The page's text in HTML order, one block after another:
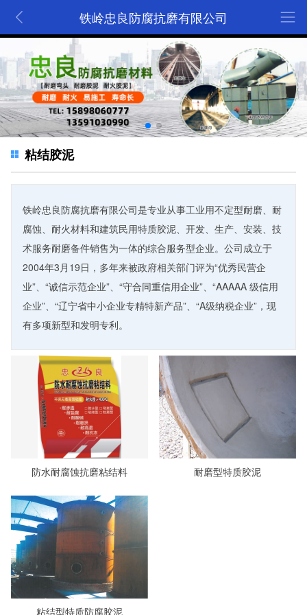
铁岭忠良防腐抗磨有限公司
粘结胶泥
铁岭忠良防腐抗磨有限公司是专业从事工业用不定型耐磨、耐
腐蚀、耐火材料和建筑民用特质胶泥、开发、生产、安装、技
术服务耐磨备件销售为一体的综合服务型企业。公司成立于
2004年3月19日，多年来被政府相关部门评为“优秀民营企
业”、“诚信示范企业”、“守合同重信用企业”、“AAAAA 级信用
企业”、“辽宁省中小企业专精特新产品”、“A级纳税企业”，现
有多项新型和发明专利。
防水耐腐蚀抗磨粘结料 耐磨型特质胶泥
粘结型特质防腐胶泥